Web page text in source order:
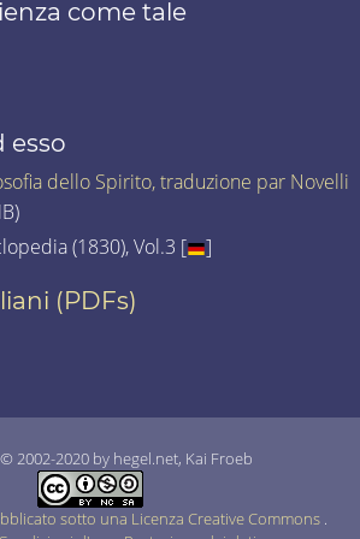
come tale
esso
dello Spirito, traduzione par Novelli
(1830), Vol.3 [
]
(PDFs)
2002-2020 by hegel.net, Kai Froeb
sotto una Licenza Creative Commons .